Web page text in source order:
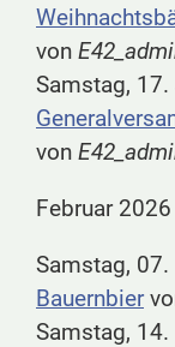
von
Samstag,
von
Februar 2026
Samstag,
Bauernbier
Samstag,